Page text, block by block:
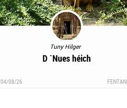
Tuny Hilger
D `Nues héich
04/08/26